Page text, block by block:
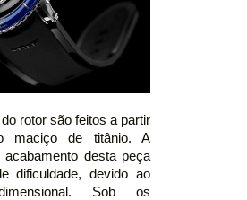
rotor são feitos a partir
maciço de titânio. A
desta peça
dificuldade, devido ao
Sob os